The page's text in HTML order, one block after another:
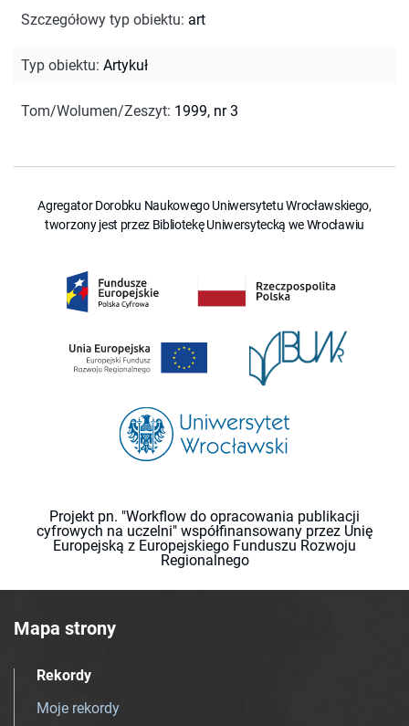
Szczegółowy typ obiektu: art
Typ obiektu: Artykuł
Tom/Wolumen/Zeszyt: 1999, nr 3
Agregator Dorobku Naukowego Uniwersytetu Wrocławskiego,
tworzony jest przez Bibliotekę Uniwersytecką we Wrocławiu
Projekt pn. "Workflow do opracowania publikacji
cyfrowych na uczelni" współfinansowany przez Unię
Europejską z Europejskiego Funduszu Rozwoju
Regionalnego
Mapa strony
Rekordy
Moje rekordy